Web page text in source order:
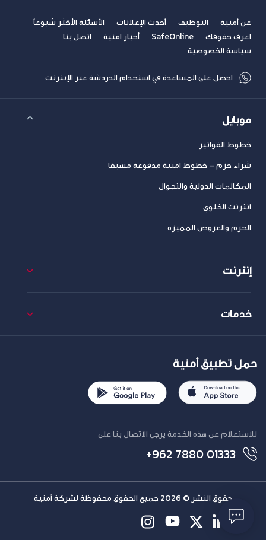
عن أمنية التوظيف أحدث الإعلانات
الأسئلة الأكثر شيوعاً
اعرف حقوقك
SafeOnline أخبار امنية
اتصل بنا
سياسة الخصوصية
احصل على المساعدة في استخدام الدردشة عبر الإنترنت
موبايل
خطوط الفواتير
شراء حزم – خطوط امنية مدفوعة مسبقا
المكالمات الدولية والتجوال
انترنت الخلوي
الحزم والعروض المميزة
إنترنت
خدمات
حمل تطبيق أمنية
للاستعلام عن هذه الخدمة يرجى الاتصال بنا على
+962 7880 01333
حقوق النشر © 2026 جميع الحقوق محفوظة لشركة أمنية